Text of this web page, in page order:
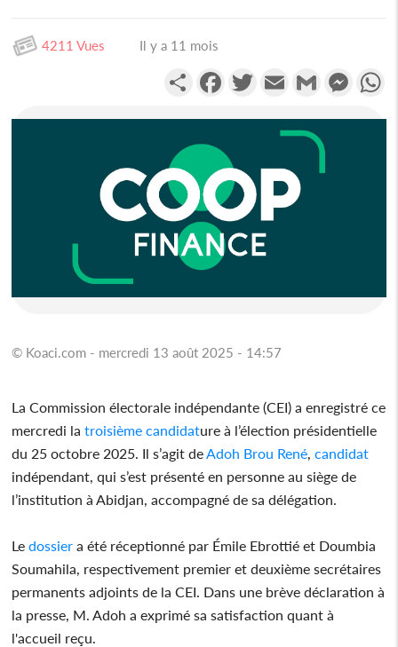
4211 Vues Il y a 11 mois
PartagerFacebookTwitterEmail Gmail
© Koaci.com - mercredi 13 août 2025 - 14:57
La Commission électorale indépendante (CEI) a enregistré ce
mercredi la troisième candidature à l’élection présidentielle
du 25 octobre 2025. Il s’agit de Adoh Brou René candidat
indépendant, qui s’est présenté en personne au siège de
l’institution à Abidjan, accompagné de sa délégation.
Le dossier a été réceptionné par Émile Ebrottié et Doumbia
Soumahila, respectivement premier et deuxième secrétaires
permanents adjoints de la CEI. Dans une brève déclaration à
la presse, M. Adoh a exprimé sa satisfaction quant à
l'accueil reçu.